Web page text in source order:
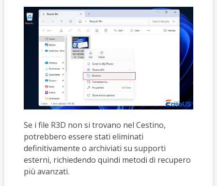
Se i file R3D non si trovano nel Cestino,
potrebbero essere stati eliminati
definitivamente o archiviati su supporti
esterni, richiedendo quindi metodi di recupero
più avanzati.